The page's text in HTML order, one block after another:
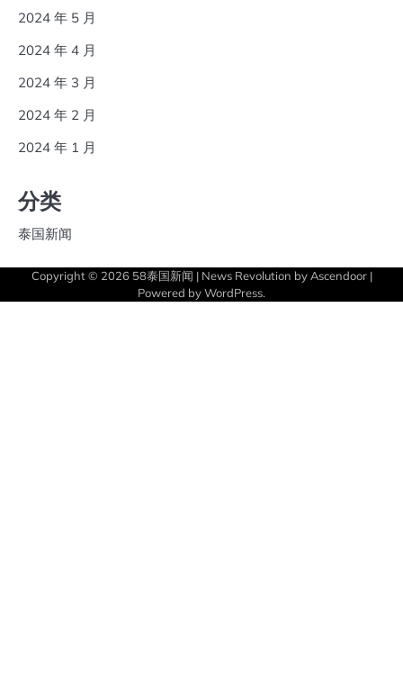
2024 年 5 月
2024 年 4 月
2024 年 3 月
2024 年 2 月
2024 年 1 月
分类
泰国新闻
Copyright © 2026 58泰国新闻 | News Revolution byAscendoor|
Powered byWordPress.